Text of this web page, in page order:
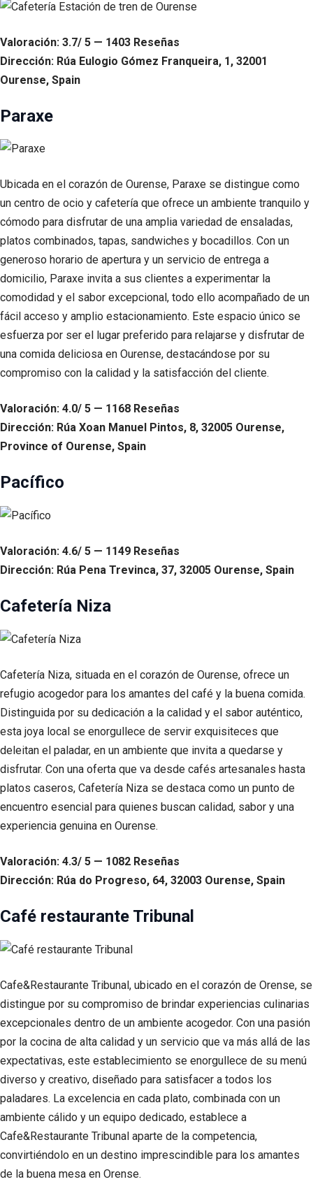
Valoración: 3.7/ 5 — 1403 Reseñas
Dirección: Rúa Eulogio Gómez Franqueira, 1, 32001
Ourense, Spain
Paraxe
Ubicada en el corazón de Ourense, Paraxe se distingue como
un centro de ocio y cafetería que ofrece un ambiente tranquilo y
cómodo para disfrutar de una amplia variedad de ensaladas,
platos combinados, tapas, sandwiches y bocadillos. Con un
generoso horario de apertura y un servicio de entrega a
domicilio, Paraxe invita a sus clientes a experimentar la
comodidad y el sabor excepcional, todo ello acompañado de un
fácil acceso y amplio estacionamiento. Este espacio único se
esfuerza por ser el lugar preferido para relajarse y disfrutar de
una comida deliciosa en Ourense, destacándose por su
compromiso con la calidad y la satisfacción del cliente.
Valoración: 4.0/ 5 — 1168 Reseñas
Dirección: Rúa Xoan Manuel Pintos, 8, 32005 Ourense,
Province of Ourense, Spain
Pacífico
Valoración: 4.6/ 5 — 1149 Reseñas
Dirección: Rúa Pena Trevinca, 37, 32005 Ourense, Spain
Cafetería Niza
Cafetería Niza, situada en el corazón de Ourense, ofrece un
refugio acogedor para los amantes del café y la buena comida.
Distinguida por su dedicación a la calidad y el sabor auténtico,
esta joya local se enorgullece de servir exquisiteces que
deleitan el paladar, en un ambiente que invita a quedarse y
disfrutar. Con una oferta que va desde cafés artesanales hasta
platos caseros, Cafetería Niza se destaca como un punto de
encuentro esencial para quienes buscan calidad, sabor y una
experiencia genuina en Ourense.
Valoración: 4.3/ 5 — 1082 Reseñas
Dirección: Rúa do Progreso, 64, 32003 Ourense, Spain
Café restaurante Tribunal
Cafe&Restaurante Tribunal, ubicado en el corazón de Orense, se
distingue por su compromiso de brindar experiencias culinarias
excepcionales dentro de un ambiente acogedor. Con una pasión
por la cocina de alta calidad y un servicio que va más allá de las
expectativas, este establecimiento se enorgullece de su menú
diverso y creativo, diseñado para satisfacer a todos los
paladares. La excelencia en cada plato, combinada con un
ambiente cálido y un equipo dedicado, establece a
Cafe&Restaurante Tribunal aparte de la competencia,
convirtiéndolo en un destino imprescindible para los amantes
de la buena mesa en Orense.